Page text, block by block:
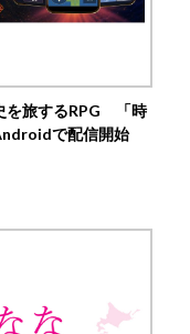
を旅するRPG 「時
で配信開始